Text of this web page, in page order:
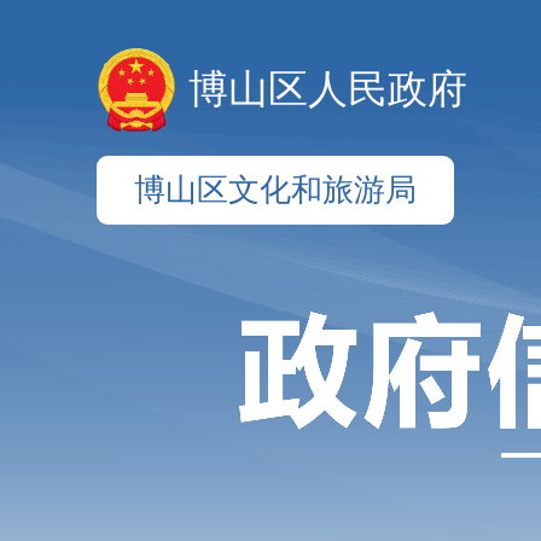
博山区人民政府
博山区文化和旅游局